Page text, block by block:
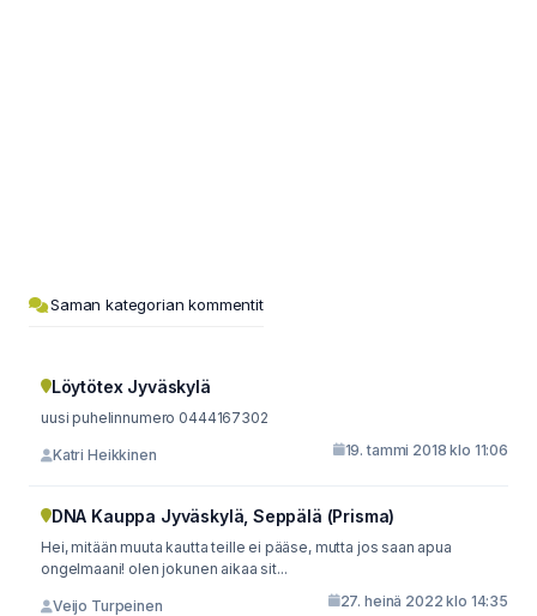
Saman kategorian kommentit
Löytötex Jyväskylä
uusi puhelinnumero 0444167302
Katri Heikkinen 19. tammi 2018 klo 11:06
DNA Kauppa Jyväskylä, Seppälä (Prisma)
Hei, mitään muuta kautta teille ei pääse, mutta jos saan apua
ongelmaani! olen jokunen aikaa sit...
Veijo Turpeinen 27. heinä 2022 klo 14:35